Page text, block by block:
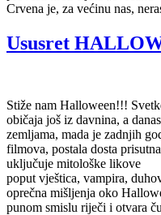
Crvena je, za većinu nas,
Ususret
Stiže nam Halloween!!!
običaja još iz davnina, a
zemljama, mada je zadnjih
filmova, postala dosta
uključuje mitološke likove
poput vještica, vampira,
oprečna mišljenja oko
punom smislu riječi i otvara